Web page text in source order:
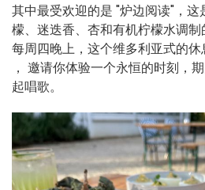
其中最受欢迎的是 "炉边阅读"，这
檬、迷迭香、杏和有机柠檬水调制
每周四晚上 ， 这个维多利亚式的
， 邀请你体验一个永恒的时刻，
起唱歌。